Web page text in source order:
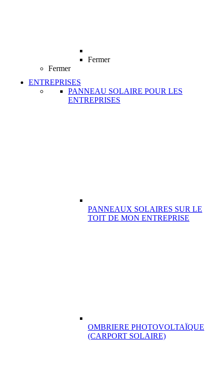
Fermer
Fermer
ENTREPRISES
PANNEAU SOLAIRE POUR LES
ENTREPRISES
PANNEAUX SOLAIRES SUR LE
TOIT DE MON ENTREPRISE
OMBRIERE PHOTOVOLTAÏQUE
(CARPORT SOLAIRE)